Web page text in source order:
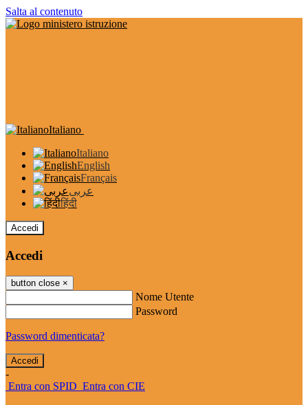
Salta al contenuto
Italiano
Italiano
English
Français
عربى
हिंदी
Accedi
Accedi
button close ×
Nome Utente
Password
Password dimenticata?
-
Entra con SPID Entra con CIE